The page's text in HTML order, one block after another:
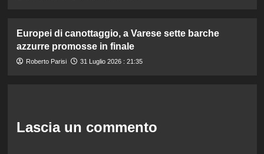
Europei di canottaggio, a Varese sette barche
azzurre promosse in finale
Roberto Parisi 31 Luglio 2026 : 21:35
Lascia un commento